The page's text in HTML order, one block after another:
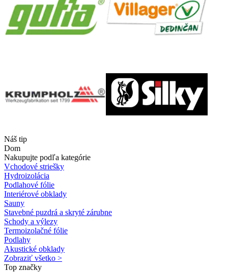
Náš tip
Dom
Nakupujte podľa kategórie
Vchodové striešky
Hydroizolácia
Podlahové fólie
Interiérové obklady
Sauny
Stavebné puzdrá a skryté zárubne
Schody a výlezy
Termoizolačné fólie
Podlahy
Akustické obklady
Zobraziť všetko >
Top značky